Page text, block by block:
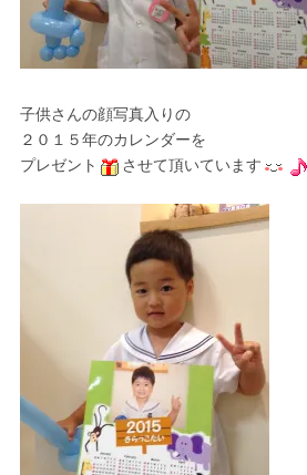
子供さんの顔写真入りの
２０１５年のカレンダーを
プレゼント
させて頂いています